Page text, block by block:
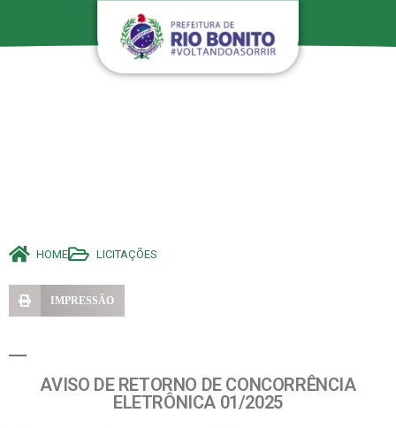
HOME LICITAÇÕES
IMPRESSÃO
AVISO DE RETORNO DE CONCORRÊNCIA
ELETRÔNICA 01/2025